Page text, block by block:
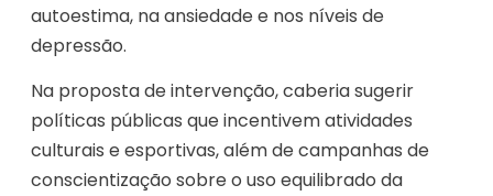
autoestima, na ansiedade e nos níveis de
depressão.
Na proposta de intervenção, caberia sugerir
políticas públicas que incentivem atividades
culturais e esportivas, além de campanhas de
conscientização sobre o uso equilibrado da